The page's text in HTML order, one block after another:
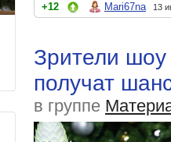
+12 Mari67na 13
Зрители шоу
получат
в группе